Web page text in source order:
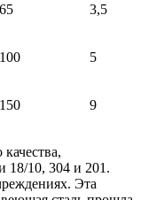
65 3,5
100 5
150 9
18/10, 304 и 201.
Эта